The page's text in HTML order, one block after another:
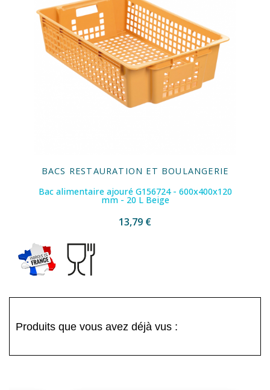
BACS RESTAURATION ET BOULANGERIE
Bac alimentaire ajouré G156724 - 600x400x120
mm - 20 L Beige
13,79 €
Produits que vous avez déjà vus :